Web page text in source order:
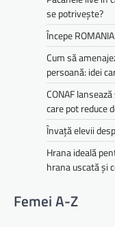
se potrivește?
Începe
Cum să
persoană: idei
CONAF
care pot reduce
Învață elevii
Hrana ideală
hrana uscată și
Femei A-Z